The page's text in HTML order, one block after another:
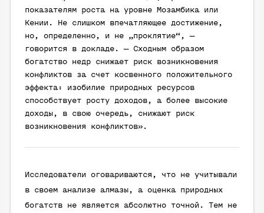
показателям роста на уровне Мозамбика или
Кении. Не слишком впечатляющее достижение,
но, определенно, и не „проклятие“, —
говорится в докладе. — Сходным образом
богатство недр снижает риск возникновения
конфликтов за счет косвенного положительного
эффекта: изобилие природных ресурсов
способствует росту доходов, а более высокие
доходы, в свою очередь, снижают риск
возникновения конфликтов».
Исследователи оговариваются, что не учитывали
в своем анализе алмазы, а оценка природных
богатств не является абсолютно точной. Тем не